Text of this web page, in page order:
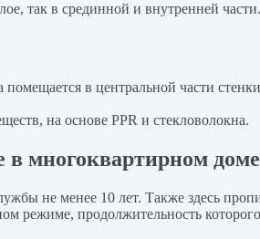
так в срединной и внутренней
в центральной части
на основе PPR и стекловолокна.
многоквартирном доме
не менее 10 лет. Также здесь
режиме, продолжительность которого